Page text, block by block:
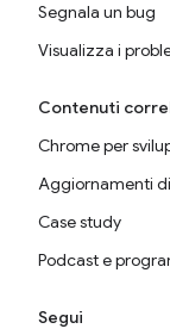
Segnala un bug
Visualizza i
Contenuti
Chrome per
Aggiornamenti
Case study
Podcast e
Segui